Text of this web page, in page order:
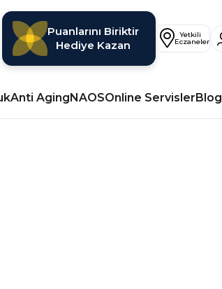
Puanlarını Biriktir
Hediye Kazan
Anti AgingNAOSOnline ServislerBlog